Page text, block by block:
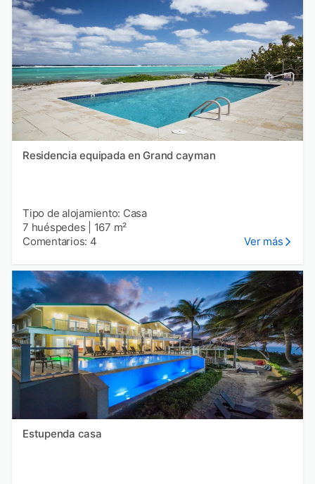
Residencia equipada en Grand cayman
Tipo de alojamiento: Casa
7 huéspedes
167 m²
Comentarios: 4
Ver más
Estupenda casa